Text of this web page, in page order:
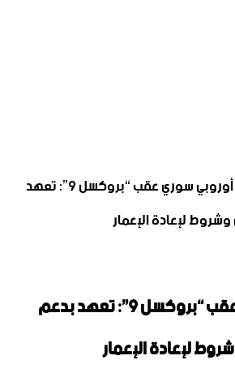
بيان أوروبي سوري عقب “بروكسل 9”: تعهد
لإعادة الإعمار
بيان أوروبي سوري عقب “بروكسل 9”: تعهد بدعم
لإعادة الإعمار